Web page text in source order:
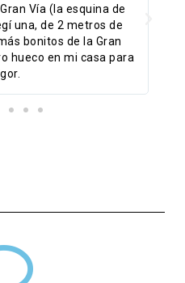
Vía (la esquina de
una, de 2 metros de
bonitos de la Gran
hueco en mi casa para